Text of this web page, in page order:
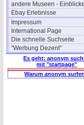
andere Museen - Einblicke
Ebay Erlebnisse
Impressum
International Page
Die schnelle Suchseite
"Werbung Dezent"
Es geht: anonym
mit "startpage"
Warum anonym